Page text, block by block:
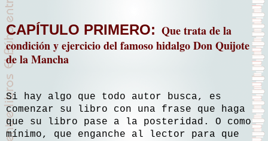
CAPÍTULO PRIMERO: Que trata de la
condición y ejercicio del famoso hidalgo Don Quijote
de la Mancha
Si hay algo que todo autor busca, es
comenzar su libro con una frase que haga
que su libro pase a la posteridad. O como
mínimo, que enganche al lector para que